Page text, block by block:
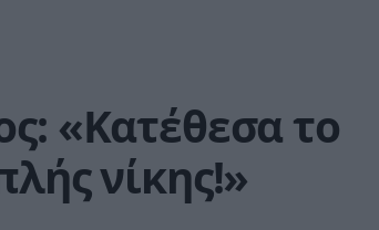
«Κατέθεσα το
νίκης!»